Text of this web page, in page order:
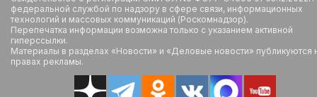
федеральной службой по надзору в сфере связи, информационных
технологий и массовых коммуникаций (Роскомнадзор).
Перепечатка информации возможна только с указанием активной
гиперссылки.
Материалы в разделах «Новости» и «Деловые новости» публикуются
правах рекламы.